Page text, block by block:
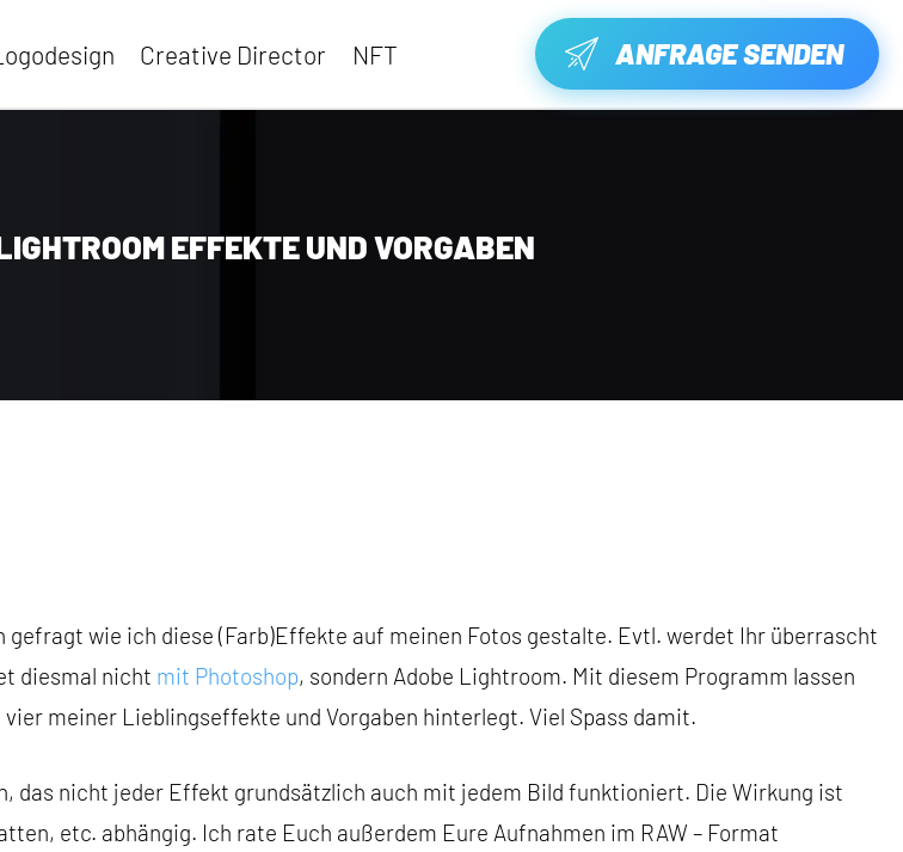
Creative Director NFT ANFRAGE SENDEN
EFFEKTE UND VORGABEN
gefragt wie ich diese (Farb)Effekte auf meinen Fotos gestalte. Evtl. werdet Ihr überrascht
diesmal nicht mit Photoshop, sondern Adobe Lightroom. Mit diesem Programm lassen
meiner Lieblingseffekte und Vorgaben hinterlegt. Viel Spass damit.
das nicht jeder Effekt grundsätzlich auch mit jedem Bild funktioniert. Die Wirkung ist
etc. abhängig. Ich rate Euch außerdem Eure Aufnahmen im RAW – Format